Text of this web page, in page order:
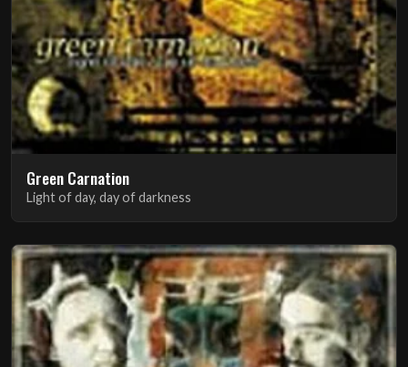
Green Carnation
Light of day, day of darkness